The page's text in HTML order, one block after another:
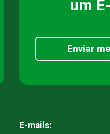
um
Enviar
E-mails: